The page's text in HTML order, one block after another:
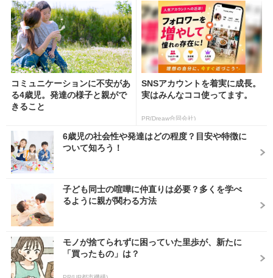
コミュニケーションに不安があ
る4歳児。発達の様子と親がで
きること
SNSアカウントを着実に成長。
実はみんなココ使ってます。
PR(Dreaw合同会社)
6歳児の社会性や発達はどの程度？目安や特徴に
ついて知ろう！
子ども同士の喧嘩に仲直りは必要？多くを学べ
るように親が関わる方法
モノが捨てられずに困っていた里歩が、新たに
「買ったもの」は？